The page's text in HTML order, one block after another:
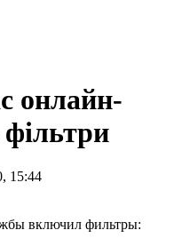
онлайн-
15:44